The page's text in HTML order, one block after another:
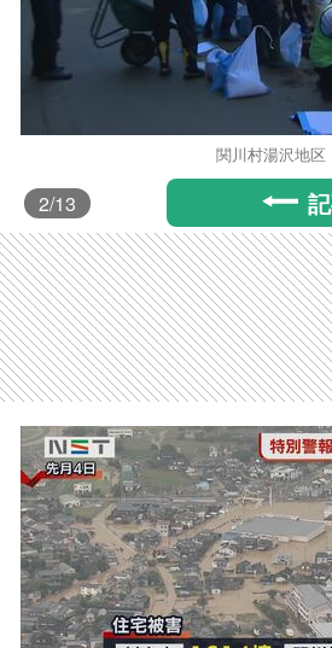
関川村湯沢地区
2/13